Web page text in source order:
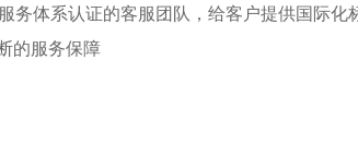
务体系认证的客服团队，给客户提供国际化
的服务保障